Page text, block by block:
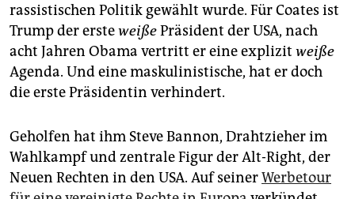
rassistischen Politik gewählt wurde. Für Coates ist
Trump der ersteweißePräsident der USA, nach
acht Jahren Obama vertritt er eine explizit weiße
Agenda. Und eine maskulinistische, hat er doch
die erste Präsidentin verhindert.
Geholfen hat ihm Steve Bannon, Drahtzieher im
Wahlkampf und zentrale Figur der Alt-Right, der
Neuen Rechten in den USA. Auf seinerWerbetour